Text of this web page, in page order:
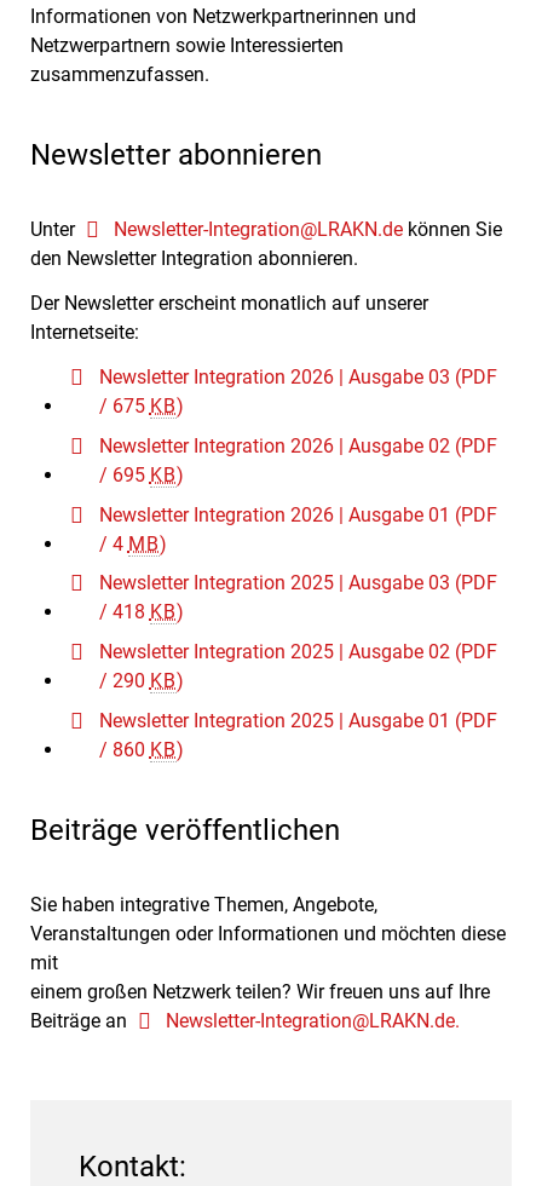
Informationen von Netzwerkpartnerinnen und
Netzwerpartnern sowie Interessierten
zusammenzufassen.
Newsletter abonnieren
Unter Newsletter-Integration@LRAKN.de können Sie
den Newsletter Integration abonnieren.
Der Newsletter erscheint monatlich auf unserer
Internetseite:
Newsletter Integration 2026 | Ausgabe 03 (PDF
/ 675 KB)
Newsletter Integration 2026 | Ausgabe 02 (PDF
/ 695 KB)
Newsletter Integration 2026 | Ausgabe 01 (PDF
/ 4 MB)
Newsletter Integration 2025 | Ausgabe 03 (PDF
/ 418 KB)
Newsletter Integration 2025 | Ausgabe 02(PDF
/ 290 KB)
Newsletter Integration 2025 | Ausgabe 01 (PDF
/ 860 KB)
Beiträge veröffentlichen
Sie haben integrative Themen, Angebote,
Veranstaltungen oder Informationen und möchten diese
mit
einem großen Netzwerk teilen? Wir freuen uns auf Ihre
Beiträge an
Newsletter-Integration@LRAKN.de.
Kontakt: